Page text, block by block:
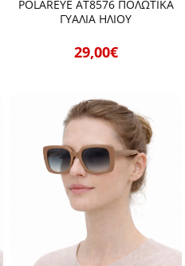
POLAREYE AT8576 ΠΟΛΩΤΙΚΑ
ΓΥΑΛΙΑ ΗΛΙΟΥ
29,00€